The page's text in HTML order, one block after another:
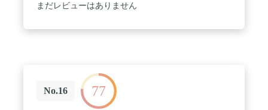
まだレビューはありません
No.16 77